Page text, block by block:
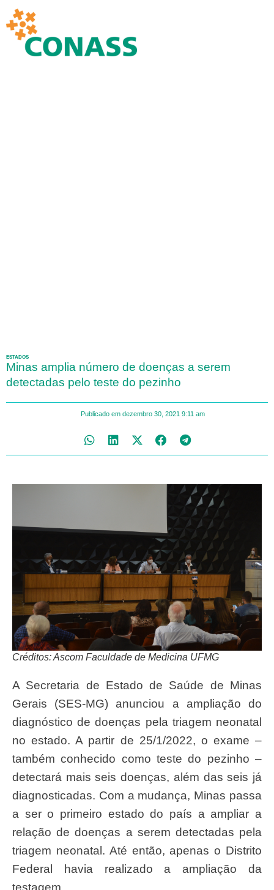
ESTADOS
Minas amplia número de doenças a serem
detectadas pelo teste do pezinho
Publicado em dezembro 30, 2021 9:11 am
Créditos: Ascom Faculdade de Medicina UFMG
A Secretaria de Estado de Saúde de Minas
Gerais (SES-MG) anunciou a ampliação do
diagnóstico de doenças pela triagem neonatal
no estado. A partir de 25/1/2022, o exame –
também conhecido como teste do pezinho –
detectará mais seis doenças, além das seis já
diagnosticadas. Com a mudança, Minas passa
a ser o primeiro estado do país a ampliar a
relação de doenças a serem detectadas pela
triagem neonatal. Até então, apenas o Distrito
Federal havia realizado a ampliação da
testagem.